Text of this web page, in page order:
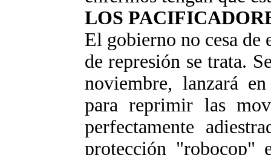
LOS
El gobierno no cesa de
de represión se trata.
noviembre, lanzará
para reprimir las
perfectamente
protección "robocop"